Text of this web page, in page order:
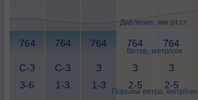
Давление, мм рт.ст.
Ветер, метр/сек
Порывы ветра, метр/сек
764 764 764 764 764
С-З
3-6
С-З
1-3
З
1-3
З
2-5
З
2-5